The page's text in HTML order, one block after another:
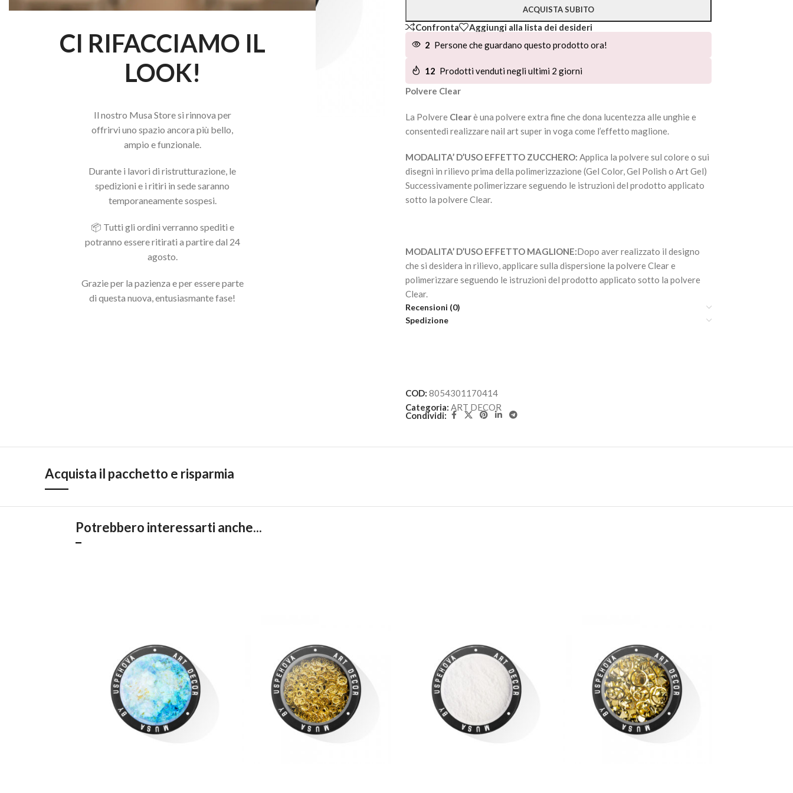
CI RIFACCIAMO IL
LOOK!
Il nostro Musa Store si rinnova per
offrirvi uno spazio ancora più bello,
ampio e funzionale.
Durante i lavori di ristrutturazione, le
spedizioni e i ritiri in sede saranno
temporaneamente sospesi.
📦 Tutti gli ordini verranno spediti e
potranno essere ritirati a partire dal 24
agosto.
Grazie per la pazienza e per essere parte
di questa nuova, entusiasmante fase!
ACQUISTA SUBITO
Confronta
Aggiungi alla lista dei desideri
2 Persone che guardano questo prodotto ora!
12 Prodotti venduti negli ultimi 2 giorni
Polvere Clear
La Polvere Clearè una polvere extra fine che dona lucentezza alle unghie e
consentedi realizzare nail art super in voga come l’effetto maglione.
MODALITA’ D’USO EFFETTO ZUCCHERO: Applica la polvere sul colore o sui
disegni in rilievo prima della polimerizzazione (Gel Color, Gel Polish o Art Gel)
Successivamente polimerizzare seguendo le istruzioni del prodotto applicato
sotto la polvere Clear.
MODALITA’ D’USO EFFETTO MAGLIONE:Dopo aver realizzato il designo
che si desidera in rilievo, applicare sulla dispersione la polvere Clear e
polimerizzare seguendo le istruzioni del prodotto applicato sotto la polvere
Clear.
Recensioni (0)
Spedizione
COD: 8054301170414
Categoria: ART DECOR
Condividi:
Acquista il pacchetto e risparmia
Potrebbero interessarti anche...